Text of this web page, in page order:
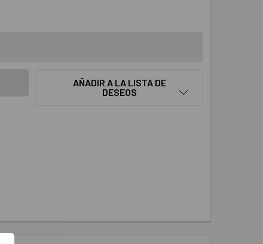
AÑADIR A LA LISTA DE
DESEOS